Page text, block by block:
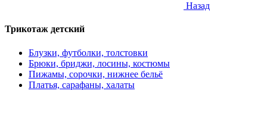
Назад
Трикотаж детский
Блузки, футболки, толстовки
Брюки, бриджи, лосины, костюмы
Пижамы, сорочки, нижнее бельё
Платья, сарафаны, халаты